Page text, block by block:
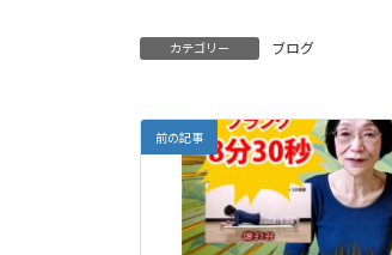
カテゴリー ブログ
前の記事